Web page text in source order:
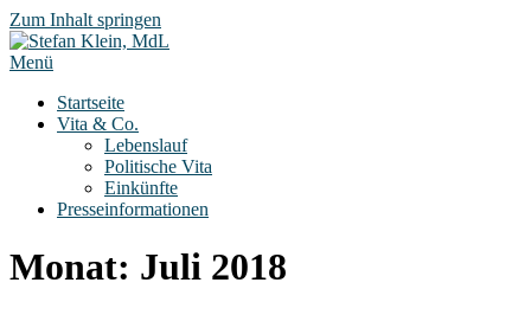
Zum Inhalt springen
Menü
Startseite
Vita & Co.
Lebenslauf
Politische Vita
Einkünfte
Presseinformationen
Monat: Juli 2018